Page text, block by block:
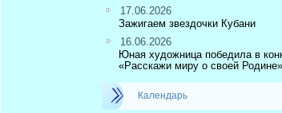
17.06.2026
Зажигаем звездочки Кубани
16.06.2026
Юная художница победила в
«Расскажи миру о своей Родине»
Календарь